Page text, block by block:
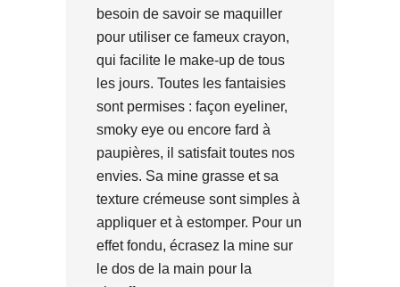
besoin de savoir se maquiller
pour utiliser ce fameux crayon,
qui facilite le make-up de tous
les jours. Toutes les fantaisies
sont permises : façon eyeliner,
smoky eye ou encore fard à
paupières, il satisfait toutes nos
envies. Sa mine grasse et sa
texture crémeuse sont simples à
appliquer et à estomper. Pour un
effet fondu, écrasez la mine sur
le dos de la main pour la